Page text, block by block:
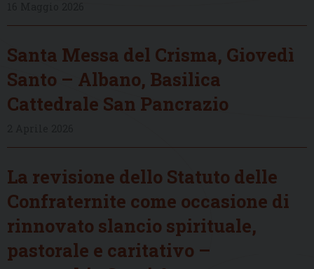
Santa Messa del Crisma, Giovedì
Santo – Albano, Basilica
Cattedrale San Pancrazio
La revisione dello Statuto delle
Confraternite come occasione di
rinnovato slancio spirituale,
pastorale e caritativo –